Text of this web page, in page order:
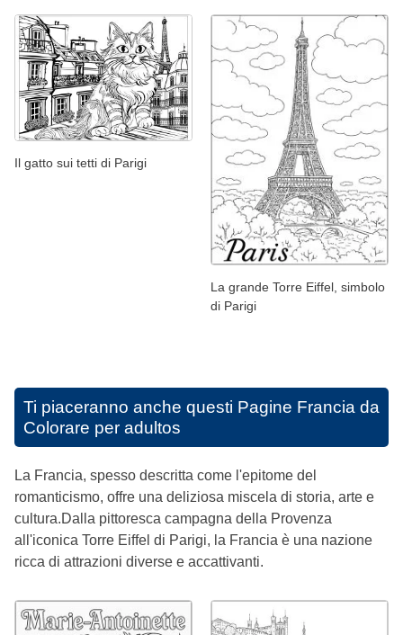
Il gatto sui tetti di Parigi
La grande Torre Eiffel, simbolo
di Parigi
Ti piaceranno anche questi Pagine Francia da
Colorare per adultos
La Francia, spesso descritta come l'epitome del
romanticismo, offre una deliziosa miscela di storia, arte e
cultura.Dalla pittoresca campagna della Provenza
all'iconica Torre Eiffel di Parigi, la Francia è una nazione
ricca di attrazioni diverse e accattivanti.